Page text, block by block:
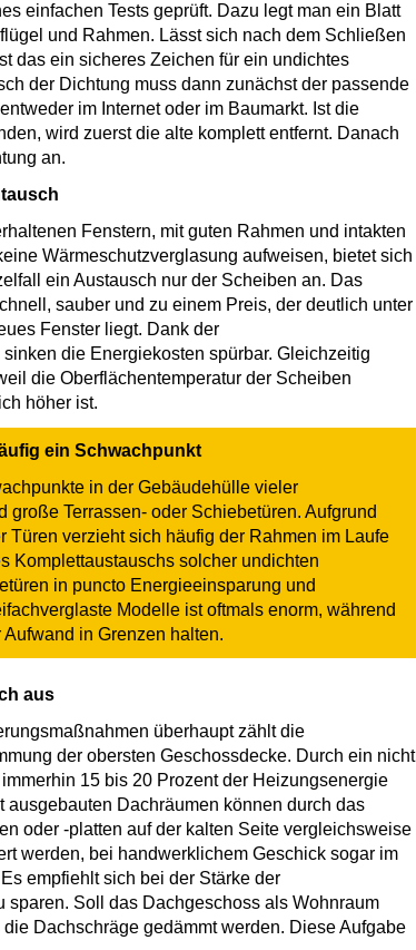
einfachen Tests geprüft. Dazu legt man ein Blatt
und Rahmen. Lässt sich nach dem Schließen
das ein sicheres Zeichen für ein undichtes
der Dichtung muss dann zunächst der passende
im Internet oder im Baumarkt. Ist die
wird zuerst die alte komplett entfernt. Danach
an.
Fenstern, mit guten Rahmen und intakten
Wärmeschutzverglasung aufweisen, bietet sich
ein Austausch nur der Scheiben an. Das
sauber und zu einem Preis, der deutlich unter
Fenster liegt. Dank der
die Energiekosten spürbar. Gleichzeitig
die Oberflächentemperatur der Scheiben
höher ist.
ein Schwachpunkt
in der Gebäudehülle vieler
große Terrassen- oder Schiebetüren. Aufgrund
Türen verzieht sich häufig der Rahmen im Laufe
Komplettaustauschs solcher undichten
in puncto Energieeinsparung und
Modelle ist oftmals enorm, während
in Grenzen halten.
aus
überhaupt zählt die
der obersten Geschossdecke. Durch ein nicht
15 bis 20 Prozent der Heizungsenergie
ausgebauten Dachräumen können durch das
oder -platten auf der kalten Seite vergleichsweise
werden, bei handwerklichem Geschick sogar im
empfiehlt sich bei der Stärke der
sparen. Soll das Dachgeschoss als Wohnraum
Dachschräge gedämmt werden. Diese Aufgabe